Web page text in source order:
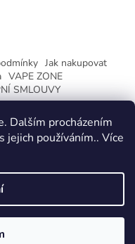
Dalším procházením
používáním.. Více
VÍCE.
Jak nakupovat
VAPE ZONE
SMLOUVY